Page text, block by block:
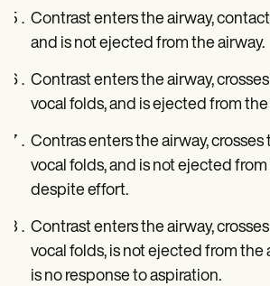
Contrast enters the airway,
and is not ejected from the airway.
Contrast enters the airway,
vocal folds, and is ejected from the
Contras enters the airway,
vocal folds, and is not ejected
despite effort.
Contrast enters the airway,
vocal folds, is not ejected from the
is no response to aspiration.